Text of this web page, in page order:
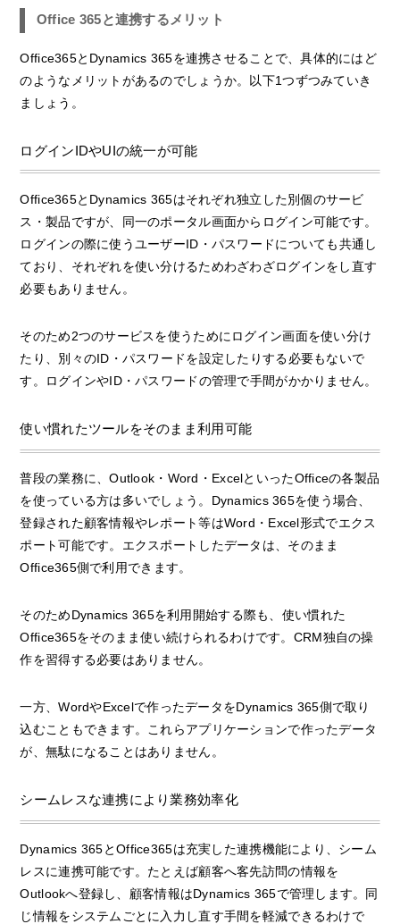
Office 365と連携するメリット
Office365とDynamics 365を連携させることで、具体的にはど
のようなメリットがあるのでしょうか。以下1つずつみていき
ましょう。
ログインIDやUIの統一が可能
Office365とDynamics 365はそれぞれ独立した別個のサービ
ス・製品ですが、同一のポータル画面からログイン可能です。
ログインの際に使うユーザーID・パスワードについても共通し
ており、それぞれを使い分けるためわざわざログインをし直す
必要もありません。
そのため2つのサービスを使うためにログイン画面を使い分け
たり、別々のID・パスワードを設定したりする必要もないで
す。ログインやID・パスワードの管理で手間がかかりません。
使い慣れたツールをそのまま利用可能
普段の業務に、Outlook・Word・ExcelといったOfficeの各製品
を使っている方は多いでしょう。Dynamics 365を使う場合、
登録された顧客情報やレポート等はWord・Excel形式でエクス
ポート可能です。エクスポートしたデータは、そのまま
Office365側で利用できます。
そのためDynamics 365を利用開始する際も、使い慣れた
Office365をそのまま使い続けられるわけです。CRM独自の操
作を習得する必要はありません。
一方、WordやExcelで作ったデータをDynamics 365側で取り
込むこともできます。これらアプリケーションで作ったデータ
が、無駄になることはありません。
シームレスな連携により業務効率化
Dynamics 365とOffice365は充実した連携機能により、シーム
レスに連携可能です。たとえば顧客へ客先訪問の情報を
Outlookへ登録し、顧客情報はDynamics 365で管理します。同
じ情報をシステムごとに入力し直す手間を軽減できるわけで